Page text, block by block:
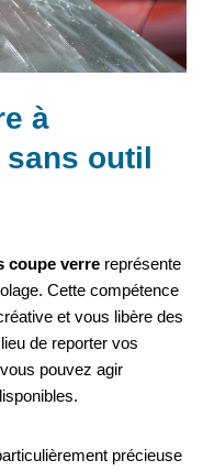
à
outil
coupe verre représente
Cette compétence
et vous libère des
de reporter vos
pouvez agir
précieuse